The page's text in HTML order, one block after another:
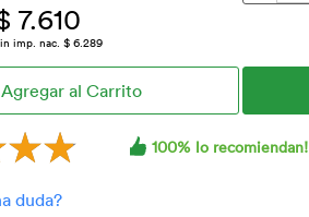
7.610
imp. nac. $ 6.289
100% lo recomiendan!